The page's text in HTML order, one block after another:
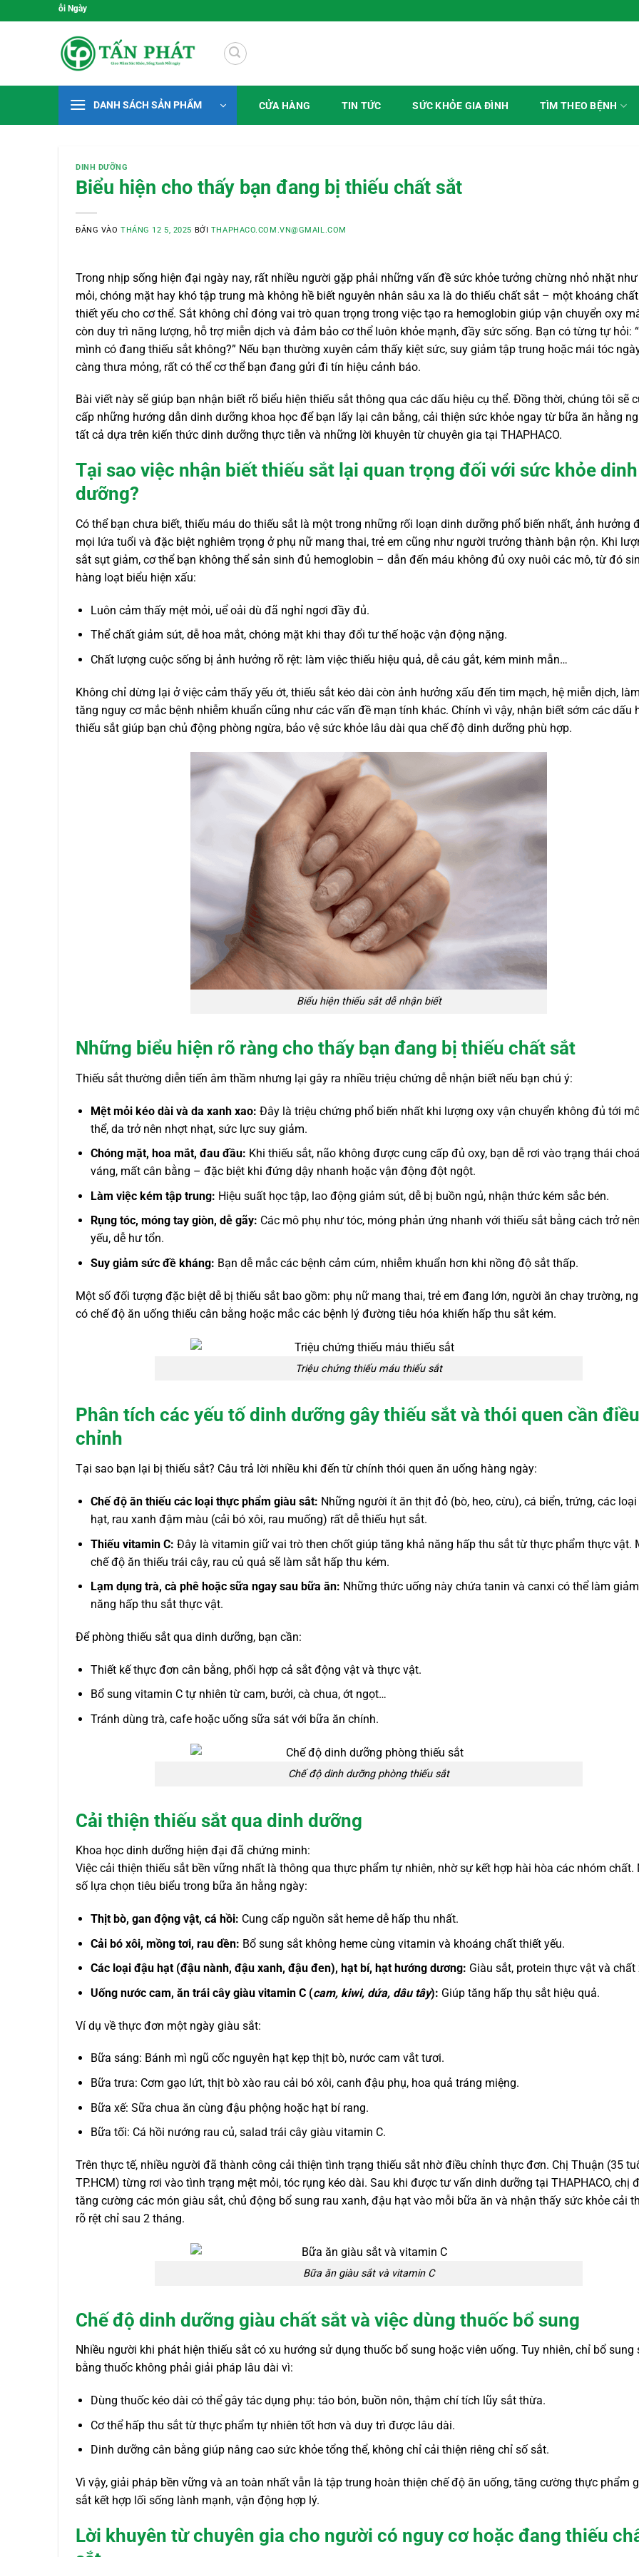
qua
DANH SÁCH SẢN PHẨM CỬA HÀNG TIN TỨC SỨC KHỎE GIA ĐÌNH TÌM THEO BỆNH
DINH DƯỠNG
Biểu hiện cho thấy bạn đang bị thiếu chất sắt
ĐĂNG VÀOTHÁNG 12 5, 2025 BỞI THAPHACO.COM.VN@GMAIL.COM
Trong nhịp sống hiện đại ngày nay, rất nhiều người gặp phải những vấn đề sức khỏe tưởng chừng nhỏ nhặt
mỏi, chóng mặt hay khó tập trung mà không hề biết nguyên nhân sâu xa là do thiếu chất sắt – một khoáng chất
thiết yếu cho cơ thể. Sắt không chỉ đóng vai trò quan trọng trong việc tạo ra hemoglobin giúp vận chuyển oxy
còn duy trì năng lượng, hỗ trợ miễn dịch và đảm bảo cơ thể luôn khỏe mạnh, đầy sức sống. Bạn có từng tự hỏi:
mình có đang thiếu sắt không?” Nếu bạn thường xuyên cảm thấy kiệt sức, suy giảm tập trung hoặc mái tóc
càng thưa mỏng, rất có thể cơ thể bạn đang gửi đi tín hiệu cảnh báo.
Bài viết này sẽ giúp bạn nhận biết rõ biểu hiện thiếu sắt thông qua các dấu hiệu cụ thể. Đồng thời, chúng tôi sẽ
cấp những hướng dẫn dinh dưỡng khoa học để bạn lấy lại cân bằng, cải thiện sức khỏe ngay từ bữa ăn hằng
tất cả dựa trên kiến thức dinh dưỡng thực tiễn và những lời khuyên từ chuyên gia tại THAPHACO.
Tại sao việc nhận biết thiếu sắt lại quan trọng đối với sức khỏe dinh
dưỡng?
Có thể bạn chưa biết, thiếu máu do thiếu sắt là một trong những rối loạn dinh dưỡng phổ biến nhất, ảnh hưởng
mọi lứa tuổi và đặc biệt nghiêm trọng ở phụ nữ mang thai, trẻ em cũng như người trưởng thành bận rộn. Khi
sắt sụt giảm, cơ thể bạn không thể sản sinh đủ hemoglobin – dẫn đến máu không đủ oxy nuôi các mô, từ đó
hàng loạt biểu hiện xấu:
Luôn cảm thấy mệt mỏi, uể oải dù đã nghỉ ngơi đầy đủ.
Thể chất giảm sút, dễ hoa mắt, chóng mặt khi thay đổi tư thế hoặc vận động nặng.
Chất lượng cuộc sống bị ảnh hưởng rõ rệt: làm việc thiếu hiệu quả, dễ cáu gắt, kém minh mẫn…
Không chỉ dừng lại ở việc cảm thấy yếu ớt, thiếu sắt kéo dài còn ảnh hưởng xấu đến tim mạch, hệ miễn dịch,
tăng nguy cơ mắc bệnh nhiễm khuẩn cũng như các vấn đề mạn tính khác. Chính vì vậy, nhận biết sớm các dấu
thiếu sắt giúp bạn chủ động phòng ngừa, bảo vệ sức khỏe lâu dài qua chế độ dinh dưỡng phù hợp.
Biểu hiện thiếu sắt dễ nhận biết
Những biểu hiện rõ ràng cho thấy bạn đang bị thiếu chất sắt
Thiếu sắt thường diễn tiến âm thầm nhưng lại gây ra nhiều triệu chứng dễ nhận biết nếu bạn chú ý:
Mệt mỏi kéo dài và da xanh xao: Đây là triệu chứng phổ biến nhất khi lượng oxy vận chuyển không đủ tới
thể, da trở nên nhợt nhạt, sức lực suy giảm.
Chóng mặt, hoa mắt, đau đầu: Khi thiếu sắt, não không được cung cấp đủ oxy, bạn dễ rơi vào trạng thái
váng, mất cân bằng – đặc biệt khi đứng dậy nhanh hoặc vận động đột ngột.
Làm việc kém tập trung: Hiệu suất học tập, lao động giảm sút, dễ bị buồn ngủ, nhận thức kém sắc bén.
Rụng tóc, móng tay giòn, dễ gãy: Các mô phụ như tóc, móng phản ứng nhanh với thiếu sắt bằng cách trở
yếu, dễ hư tổn.
Suy giảm sức đề kháng: Bạn dễ mắc các bệnh cảm cúm, nhiễm khuẩn hơn khi nồng độ sắt thấp.
Một số đối tượng đặc biệt dễ bị thiếu sắt bao gồm: phụ nữ mang thai, trẻ em đang lớn, người ăn chay trường,
có chế độ ăn uống thiếu cân bằng hoặc mắc các bệnh lý đường tiêu hóa khiến hấp thu sắt kém.
Triệu chứng thiếu máu thiếu sắt
Phân tích các yếu tố dinh dưỡng gây thiếu sắt và thói quen cần điều
chỉnh
Tại sao bạn lại bị thiếu sắt? Câu trả lời nhiều khi đến từ chính thói quen ăn uống hàng ngày:
Chế độ ăn thiếu các loại thực phẩm giàu sắt: Những người ít ăn thịt đỏ (bò, heo, cừu), cá biển, trứng, các
hạt, rau xanh đậm màu (cải bó xôi, rau muống) rất dễ thiếu hụt sắt.
Thiếu vitamin C: Đây là vitamin giữ vai trò then chốt giúp tăng khả năng hấp thu sắt từ thực phẩm thực vật.
chế độ ăn thiếu trái cây, rau củ quả sẽ làm sắt hấp thu kém.
Lạm dụng trà, cà phê hoặc sữa ngay sau bữa ăn: Những thức uống này chứa tanin và canxi có thể làm
năng hấp thu sắt thực vật.
Để phòng thiếu sắt qua dinh dưỡng, bạn cần:
Thiết kế thực đơn cân bằng, phối hợp cả sắt động vật và thực vật.
Bổ sung vitamin C tự nhiên từ cam, bưởi, cà chua, ớt ngọt…
Tránh dùng trà, cafe hoặc uống sữa sát với bữa ăn chính.
Chế độ dinh dưỡng phòng thiếu sắt
Cải thiện thiếu sắt qua dinh dưỡng
Khoa học dinh dưỡng hiện đại đã chứng minh:
Việc cải thiện thiếu sắt bền vững nhất là thông qua thực phẩm tự nhiên, nhờ sự kết hợp hài hòa các nhóm chất.
số lựa chọn tiêu biểu trong bữa ăn hằng ngày:
Thịt bò, gan động vật, cá hồi: Cung cấp nguồn sắt heme dễ hấp thu nhất.
Cải bó xôi, mồng tơi, rau dền: Bổ sung sắt không heme cùng vitamin và khoáng chất thiết yếu.
Các loại đậu hạt (đậu nành, đậu xanh, đậu đen), hạt bí, hạt hướng dương: Giàu sắt, protein thực vật và chất
Uống nước cam, ăn trái cây giàu vitamin C (cam, kiwi, dứa, dâu tây): Giúp tăng hấp thụ sắt hiệu quả.
Ví dụ về thực đơn một ngày giàu sắt:
Bữa sáng: Bánh mì ngũ cốc nguyên hạt kẹp thịt bò, nước cam vắt tươi.
Bữa trưa: Cơm gạo lứt, thịt bò xào rau cải bó xôi, canh đậu phụ, hoa quả tráng miệng.
Bữa xế: Sữa chua ăn cùng đậu phộng hoặc hạt bí rang.
Bữa tối: Cá hồi nướng rau củ, salad trái cây giàu vitamin C.
Trên thực tế, nhiều người đã thành công cải thiện tình trạng thiếu sắt nhờ điều chỉnh thực đơn. Chị Thuận (35
TP.HCM) từng rơi vào tình trạng mệt mỏi, tóc rụng kéo dài. Sau khi được tư vấn dinh dưỡng tại THAPHACO, chị
tăng cường các món giàu sắt, chủ động bổ sung rau xanh, đậu hạt vào mỗi bữa ăn và nhận thấy sức khỏe cải
rõ rệt chỉ sau 2 tháng.
Bữa ăn giàu sắt và vitamin C
Chế độ dinh dưỡng giàu chất sắt và việc dùng thuốc bổ sung
Nhiều người khi phát hiện thiếu sắt có xu hướng sử dụng thuốc bổ sung hoặc viên uống. Tuy nhiên, chỉ bổ sung
bằng thuốc không phải giải pháp lâu dài vì:
Dùng thuốc kéo dài có thể gây tác dụng phụ: táo bón, buồn nôn, thậm chí tích lũy sắt thừa.
Cơ thể hấp thu sắt từ thực phẩm tự nhiên tốt hơn và duy trì được lâu dài.
Dinh dưỡng cân bằng giúp nâng cao sức khỏe tổng thể, không chỉ cải thiện riêng chỉ số sắt.
Vì vậy, giải pháp bền vững và an toàn nhất vẫn là tập trung hoàn thiện chế độ ăn uống, tăng cường thực phẩm
sắt kết hợp lối sống lành mạnh, vận động hợp lý.
Lời khuyên từ chuyên gia cho người có nguy cơ hoặc đang thiếu